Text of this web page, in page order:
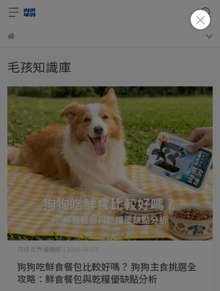
毛孩知識庫
狗狗吃鮮食餐包比較好嗎？ 狗狗主食挑選全
攻略：鮮食餐包與乾糧優缺點分析
肉球世界編輯部 | 2026-04-27